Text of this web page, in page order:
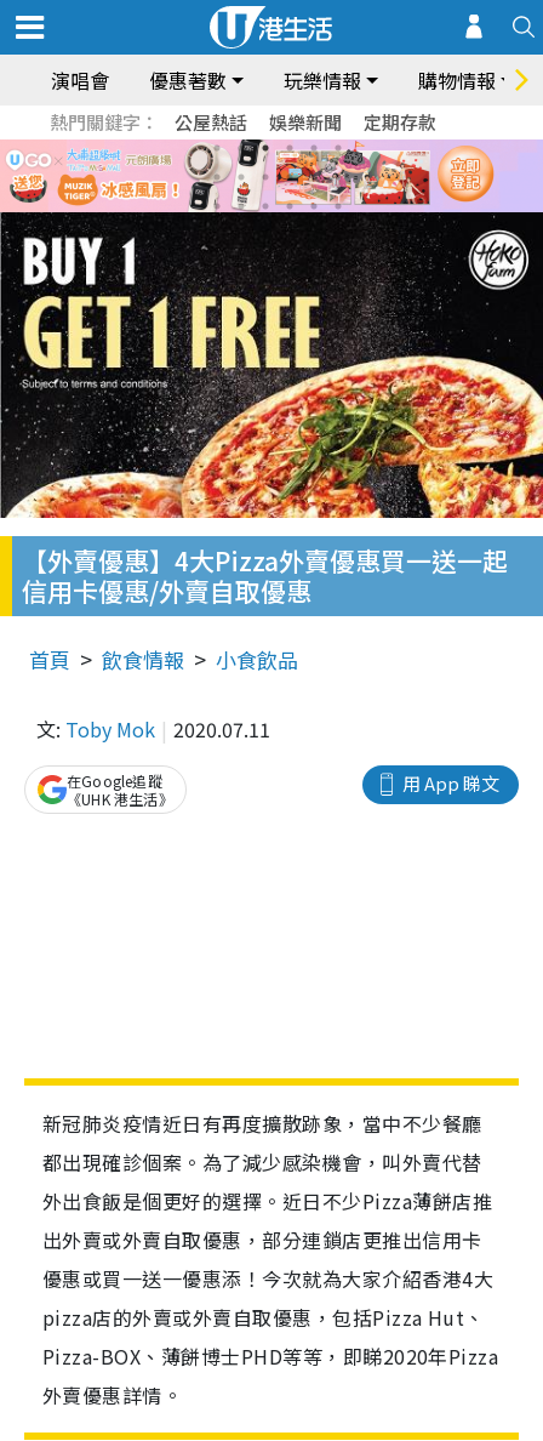
演唱會 優惠著數 玩樂情報 購物情報
熱門關鍵字： 公屋熱話 娛樂新聞 定期存款
【外賣優惠】4大Pizza外賣優惠買一送一起
信用卡優惠/外賣自取優惠
首頁 飲食情報 小食飲品
文: Toby Mok 2020.07.11
用 App 睇文
在Google追蹤
《UHK 港生活》
新冠肺炎疫情近日有再度擴散跡象，當中不少餐廳
都出現確診個案。為了減少感染機會，叫外賣代替
外出食飯是個更好的選擇。近日不少Pizza薄餅店推
出外賣或外賣自取優惠，部分連鎖店更推出信用卡
優惠或買一送一優惠添！今次就為大家介紹香港4大
pizza店的外賣或外賣自取優惠，包括Pizza Hut、
Pizza-BOX、薄餅博士PHD等等，即睇2020年Pizza
外賣優惠詳情。